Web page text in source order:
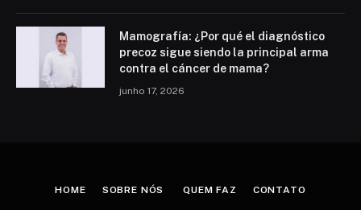
Mamografía: ¿Por qué el diagnóstico
precoz sigue siendo la principal arma
contra el cáncer de mama?
junho 17, 2026
HOME SOBRE NÓS QUEM FAZ CONTATO